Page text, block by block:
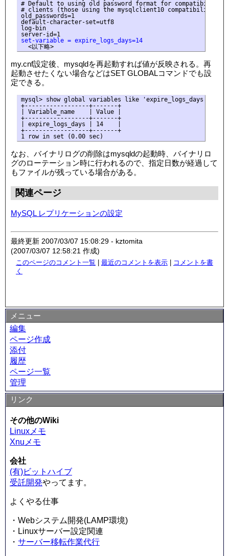
# Default to using old password format for compatibility
# clients (those using the mysqlclient10 compatibility
old_passwords=1
default-character-set=utf8
log-bin
server-id=1
set-variable = expire_logs_days=14
  <以下略>
my.cnf設定後、mysqldを再起動すれば値が反映される。再
起動させたくない場合などはSET GLOBALコマンドでも設
定できる。
mysql> show global variables like 'expire_logs_days';
+------------------+-------+
| Variable_name    | Value |
+------------------+-------+
| expire_logs_days | 14    |
+------------------+-------+
1 row in set (0.00 sec)
なお、バイナリログの削除はmysqldの起動時、バイナリロ
グのローテーション時に行われるので、指定日数が経過して
もファイルが残っている場合がある。
関連ページ
MySQL レプリケーションの設定
最終更新 2007/03/07 15:08:29 - kztomita
(2007/03/07 12:58:21 作成)
このページのコメント一覧 最近のコメントを表示
コメントを書
く
メニュー
編集
ページ作成
添付
履歴
ページ一覧
管理
リンク
その他のWiki
Linuxメモ
Xnuメモ
会社
(有)ビットハイブ
受託開発やってます。
よくやる仕事
・Webシステム開発(LAMP環境)
・Linuxサーバー設定関連
・ サーバー移転作業代行